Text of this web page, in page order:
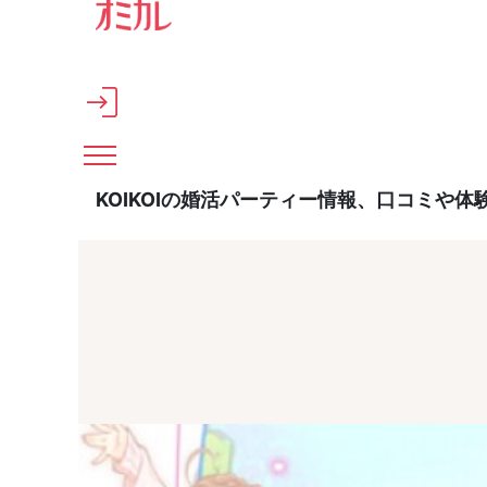
メインコンテンツへスキップ
KOIKOIの婚活パーティー情報、口コミや体